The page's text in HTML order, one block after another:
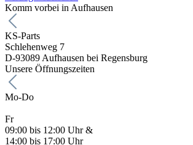
Komm vorbei in Aufhausen
KS-Parts
Schlehenweg 7
D-93089 Aufhausen bei Regensburg
Unsere Öffnungszeiten
Mo-Do
Fr
09:00 bis 12:00 Uhr &
14:00 bis 17:00 Uhr